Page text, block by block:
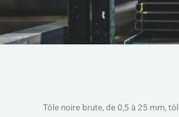
Tôle noire brute, de 0,5 à 25 mm,